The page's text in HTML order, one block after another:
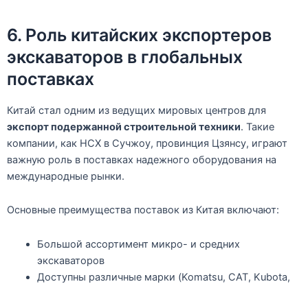
6. Роль китайских экспортеров
экскаваторов в глобальных
поставках
Китай стал одним из ведущих мировых центров для
экспорт подержанной строительной техники. Такие
компании, как HCX в Сучжоу, провинция Цзянсу, играют
важную роль в поставках надежного оборудования на
международные рынки.
Основные преимущества поставок из Китая включают:
Большой ассортимент микро- и средних
экскаваторов
Доступны различные марки (Komatsu, CAT, Kubota,